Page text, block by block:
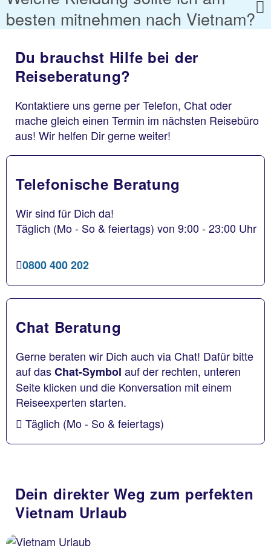
besten mitnehmen nach Vietnam?
Du brauchst Hilfe bei der
Reiseberatung?
Kontaktiere uns gerne per Telefon, Chat oder
mache gleich einen Termin im nächsten Reisebüro
aus! Wir helfen Dir gerne weiter!
Telefonische Beratung
Wir sind für Dich da!
Täglich (Mo - So & feiertags) von 9:00 - 23:00 Uhr
0800 400 202
Chat Beratung
Gerne beraten wir Dich auch via Chat! Dafür bitte
auf dasChat-Symbol auf der rechten, unteren
Seite klicken und die Konversation mit einem
Reiseexperten starten.
Täglich (Mo - So & feiertags)
Dein direkter Weg zum perfekten
Vietnam Urlaub